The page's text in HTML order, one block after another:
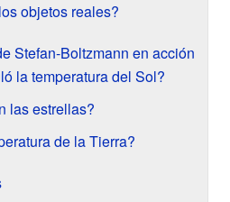
objetos reales?
Stefan-Boltzmann en acción
la temperatura del Sol?
las estrellas?
de la Tierra?